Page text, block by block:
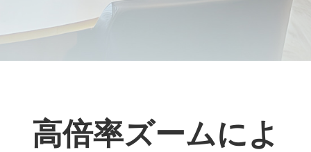
高倍率ズームによ